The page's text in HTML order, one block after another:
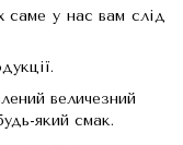
саме у нас вам слід
величезний
який смак.